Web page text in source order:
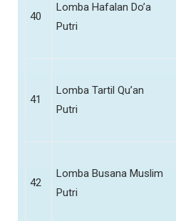
40
Lomba Hafalan Do’a
Putri
41
Lomba Tartil Qu’an
Putri
42
Lomba Busana Muslim
Putri